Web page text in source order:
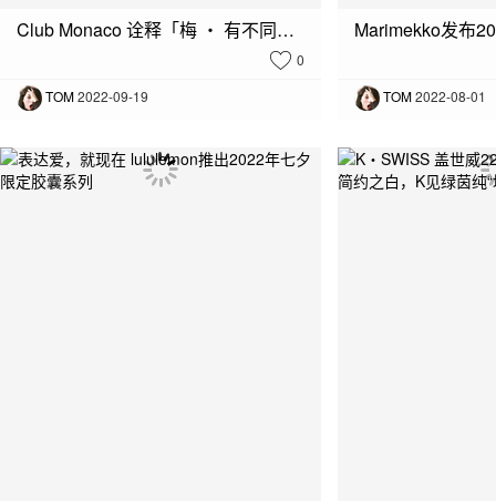
Club Monaco 诠释「梅 ・ 有不同」生活主张 2022秋冬系列全新呈现
0
TOM2022-09-19
Marimekko发布
TOM2022-08-01